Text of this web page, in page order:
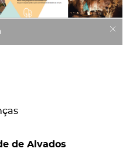
de Alvados